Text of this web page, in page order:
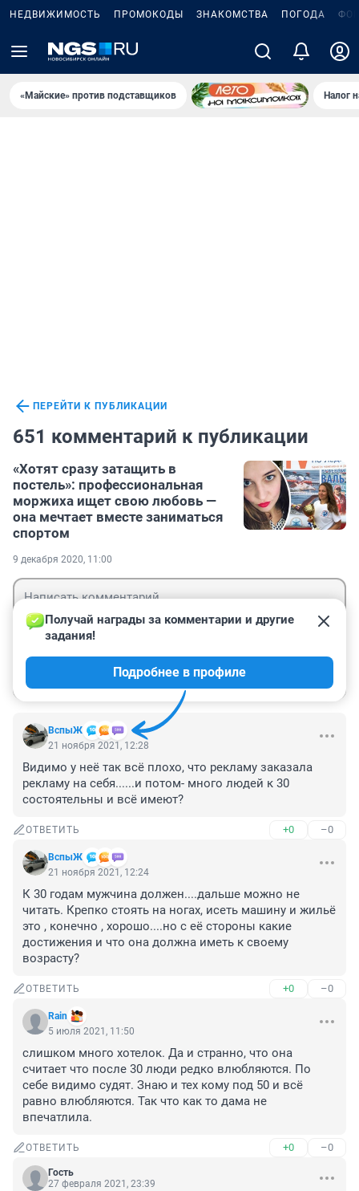
НЕДВИЖИМОСТЬ ПРОМОКОДЫ ЗНАКОМСТВА ПОГОДА
«Майские» против подставщиков Налог
ПЕРЕЙТИ К ПУБЛИКАЦИИ
651 комментарий к публикации
«Хотят сразу затащить в
постель»: профессиональная
моржиха ищет свою любовь —
она мечтает вместе заниматься
спортом
9 декабря 2020, 11:00
ВспыЖ
Получай награды за комментарии и другие
задания!
Подробнее в профиле
21 ноября 2021, 12:28
Видимо у неё так всё плохо, что рекламу заказала
рекламу на себя......и потом- много людей к 30
состоятельны и всё имеют?
ОТВЕТИТЬ +0 –0
ВспыЖ
21 ноября 2021, 12:24
К 30 годам мужчина должен....дальше можно не
читать. Крепко стоять на ногах, исеть машину и жильё
это , конечно , хорошо....но с её стороны какие
достижения и что она должна иметь к своему
возрасту?
ОТВЕТИТЬ +0 –0
Rain
5 июля 2021, 11:50
слишком много хотелок. Да и странно, что она
считает что после 30 люди редко влюбляются. По
себе видимо судят. Знаю и тех кому под 50 и всё
равно влюбляются. Так что как то дама не
впечатлила.
ОТВЕТИТЬ +0 –0
Гость
27 февраля 2021, 23:39